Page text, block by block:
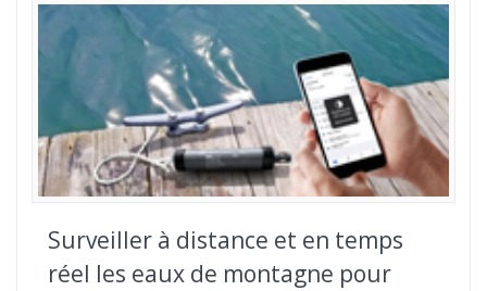
Surveiller à distance et en temps
réel les eaux de montagne pour